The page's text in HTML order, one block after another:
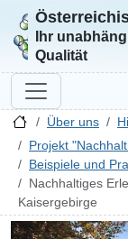
Zur Startseite
Ihr
Qualität
Über uns
Projekt
Beispiele und
Nachhaltiges
Kaisergebirge